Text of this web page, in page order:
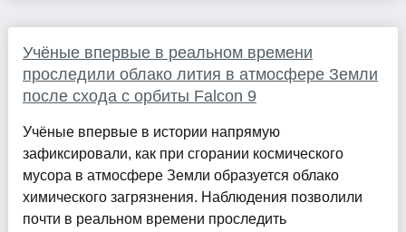
Учёные впервые в реальном времени
проследили облако лития в атмосфере Земли
после схода с орбиты Falcon 9
Учёные впервые в истории напрямую
зафиксировали, как при сгорании космического
мусора в атмосфере Земли образуется облако
химического загрязнения. Наблюдения позволили
почти в реальном времени проследить